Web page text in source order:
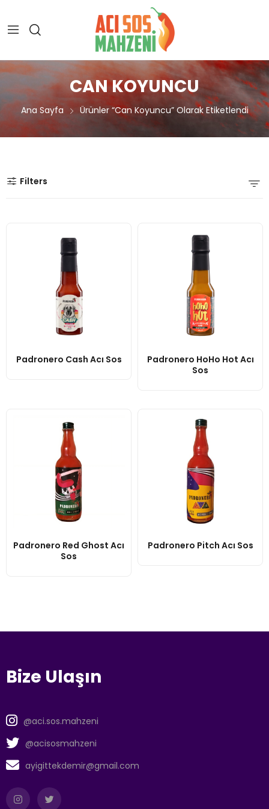
CAN KOYUNCU
Ana Sayfa Ürünler “can Koyuncu” Olarak Etiketlendi
Filters
Padronero Cash Acı Sos
Padronero HoHo Hot Acı
Sos
Padronero Red Ghost Acı
Sos
Padronero Pitch Acı Sos
Bize Ulaşın
@aci.sos.mahzeni
@acisosmahzeni
ayigittekdemir@gmail.com